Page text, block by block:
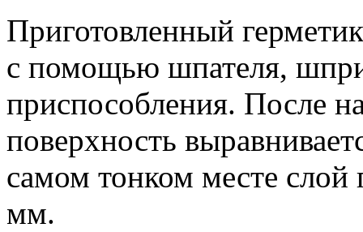
Приготовленный
с помощью шпателя,
приспособления. После
поверхность
самом тонком месте слой
мм.